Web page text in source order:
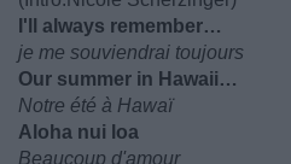
I'll always remember…
je me souviendrai toujours
Our summer in Hawaii…
Notre été à Hawaï
Aloha nui loa
Beaucoup d'amour